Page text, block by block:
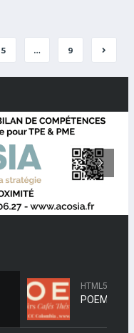
5 … 9
HTML5 Video
POEM